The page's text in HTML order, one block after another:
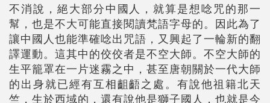
不消說，絕大部分中國人，就算是想唸咒的那一
幫，也是不大可能直接閱讀梵語字母的。因此為了
讓中國人也能準確唸出咒語，又興起了一輪新的翻
譯運動。這其中的佼佼者是不空大師。不空大師的
生平籠罩在一片迷霧之中，甚至唐朝關於一代大師
的出身就已經有互相齟齬之處。有說他祖籍北天
竺，生於西域的，還有說他是獅子國人，也就是今